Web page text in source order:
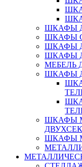
ШКАФЫ
ШКАФЫ
ШКАФЫ
ШКАФЫ
МЕБЕЛЬ
ШКАФЫ
ШКАФЫ
ШКАФЫ